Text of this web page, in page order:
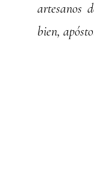
artesanos
bien,